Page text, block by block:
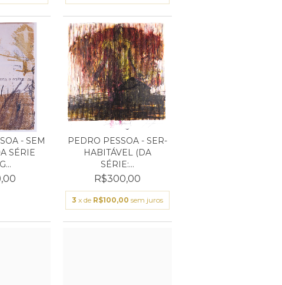
- SEM
SÉRIE
PEDRO PESSOA - SER-
HABITÁVEL (DA
SÉRIE:...
R$300,00
3 x de R$100,00 sem juros